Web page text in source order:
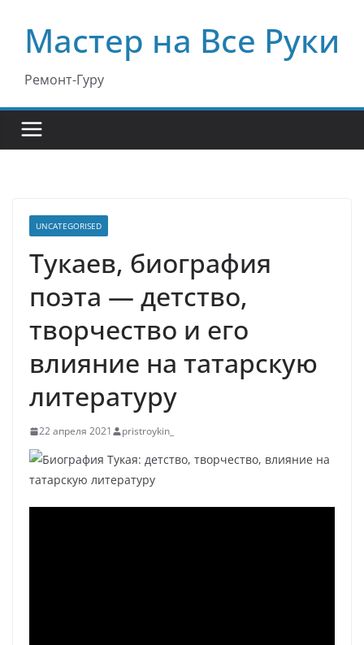
содержимому
Мастер на Все Руки
Ремонт-Гуру
UNCATEGORISED
Тукаев, биография
поэта — детство,
творчество и его
влияние на татарскую
литературу
22 апреля 2021 pristroykin_